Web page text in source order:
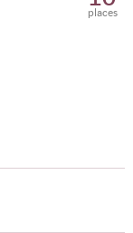
places